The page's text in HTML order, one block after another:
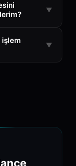
▼
işlem
▼